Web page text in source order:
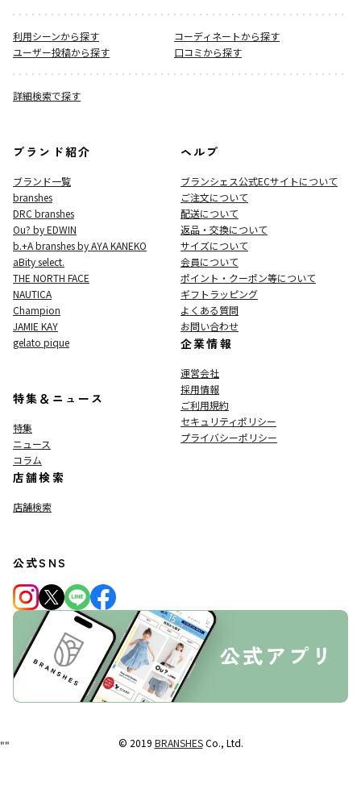
利用シーンから探す
コーディネートから探す
ユーザー投稿から探す
口コミから探す
詳細検索で探す
ブランド紹介
ブランド一覧
branshes
DRC branshes
Ou? by EDWIN
b.+A branshes by AYA KANEKO
aBity select.
THE NORTH FACE
NAUTICA
Champion
JAMIE KAY
gelato pique
特集＆ニュース
特集
ニュース
コラム
店舗検索
店舗検索
ヘルプ
ブランシェス公式ECサイトについて
ご注文について
配送について
返品・交換について
サイズについて
会員について
ポイント・クーポン等について
ギフトラッピング
よくある質問
お問い合わせ
企業情報
運営会社
採用情報
ご利用規約
セキュリティポリシー
プライバシーポリシー
公式SNS
© 2019 BRANSHESCo., Ltd.
""